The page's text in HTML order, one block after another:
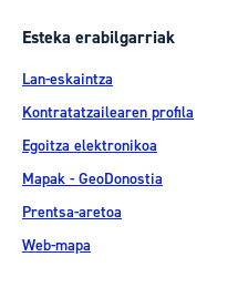
Esteka erabilgarriak
Lan-eskaintza
Kontratatzailearen profila
Egoitza elektronikoa
Mapak - GeoDonostia
Prentsa-aretoa
Web-mapa